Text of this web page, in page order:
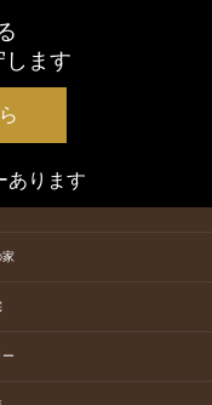
ます
あります
家